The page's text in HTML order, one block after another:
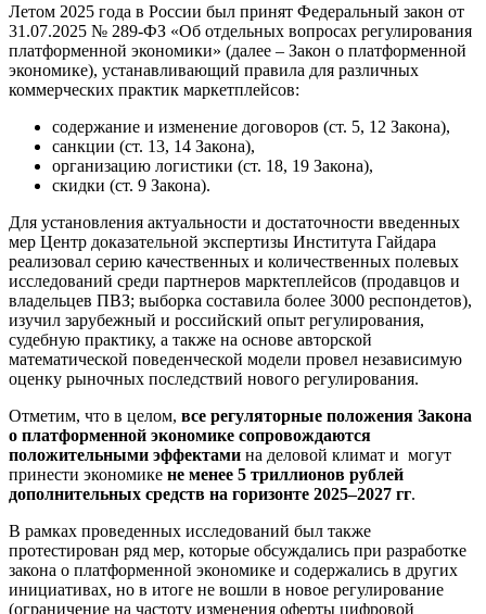
Летом 2025 года в России был принят Федеральный закон от
31.07.2025 № 289-ФЗ «Об отдельных вопросах регулирования
платформенной экономики» (далее – Закон о платформенной
экономике), устанавливающий правила для различных
коммерческих практик маркетплейсов:
содержание и изменение договоров (ст. 5, 12 Закона),
санкции (ст. 13, 14 Закона),
организацию логистики (ст. 18, 19 Закона),
скидки (ст. 9 Закона).
Для установления актуальности и достаточности введенных
мер Центр доказательной экспертизы Института Гайдара
реализовал серию качественных и количественных полевых
исследований среди партнеров марктеплейсов (продавцов и
владельцев ПВЗ; выборка составила более 3000 респондетов),
изучил зарубежный и российский опыт регулирования,
судебную практику, а также на основе авторской
математической поведенческой модели провел независимую
оценку рыночных последствий нового регулирования.
Отметим, что в целом, все регуляторные положения Закона
о платформенной экономике сопровождаются
положительными эффектами на деловой климат и могут
принести экономике не менее 5 триллионов рублей
дополнительных средств на горизонте 2025–2027 гг.
В рамках проведенных исследований был также
протестирован ряд мер, которые обсуждались при разработке
закона о платформенной экономике и содержались в других
инициативах, но в итоге не вошли в новое регулирование
(ограничение на частоту изменения оферты цифровой